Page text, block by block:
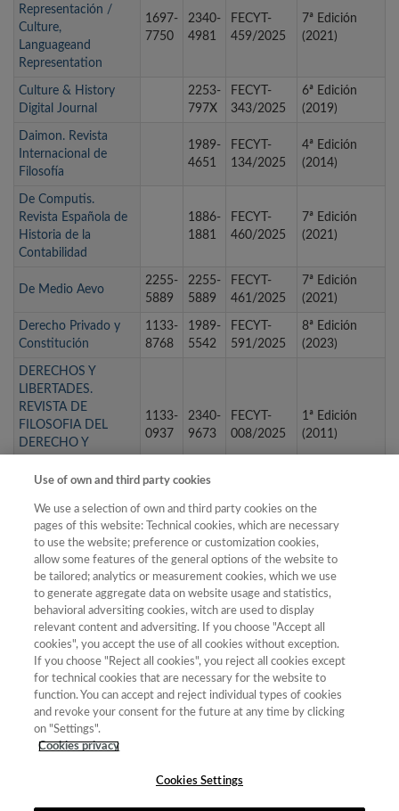
Representación /
Culture,
Languageand
Representation
1697-
7750
2340-
4981
FECYT-
459/2025
7ª Edición
(2021)
Culture & History
Digital Journal
2253-
797X
FECYT-
343/2025
6ª Edición
(2019)
Daimon. Revista
Internacional de
Filosofía
1989-
4651
FECYT-
134/2025
4ª Edición
(2014)
De Computis.
Revista Española de
Historia de la
Contabilidad
1886-
1881
FECYT-
460/2025
7ª Edición
(2021)
De Medio Aevo
2255-
5889
2255-
5889
FECYT-
461/2025
7ª Edición
(2021)
Derecho Privado y
Constitución
1133-
8768
1989-
5542
FECYT-
591/2025
8ª Edición
(2023)
DERECHOS Y
LIBERTADES.
REVISTA DE
FILOSOFIA DEL
DERECHO Y
HUMANOS
1133-
0937
2340-
9673
FECYT-
008/2025
1ª Edición
(2011)
Derecom La Revista
de Derecho de la
Comunicación y de
las Nuevas
Tecnologías
1988-
FECYT-
9ª edición
(2025)
Dialectologia. Revista
electrònica
2013-
2247
FECYT-
135/2025
4ª Edición
(2014)
« primera … 2 3 4 6
9 10 … siguiente › última »
Use of own and third party cookies
We use a selection of own and third party cookies on the
pages of this website: Technical cookies, which are necessary
to use the website; preference or customization cookies,
allow some features of the general options of the website to
be tailored; analytics or measurement cookies, which we use
to generate aggregate data on website usage and statistics,
behavioral adversiting cookies, witch are used to display
relevant content and adversiting. If you choose "Accept all
cookies", you accept the use of all cookies without exception.
If you choose "Reject all cookies", you reject all cookies except
for technical cookies that are necessary for the website to
function. You can accept and reject individual types of cookies
and revoke your consent for the future at any time by clicking
on "Settings".
Cookies privacy
Cookies Settings